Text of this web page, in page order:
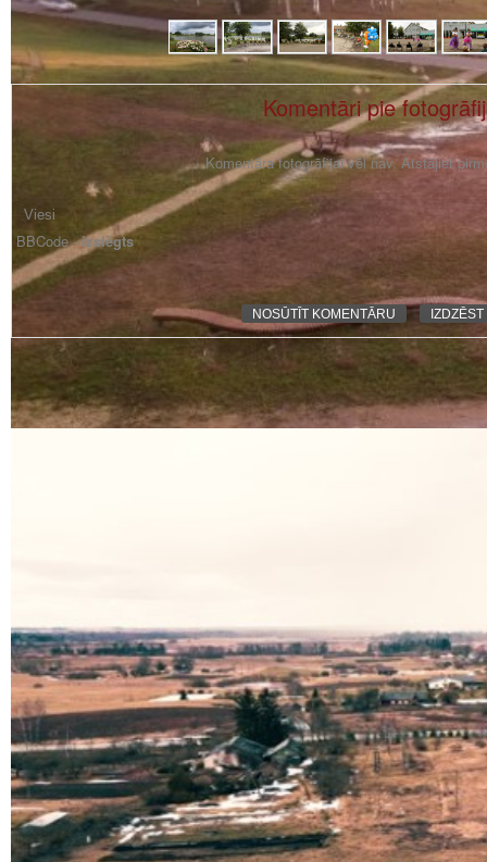
Komentāri pie
Komentāra fotogrāfijai vēl nav. Atstājiet
BBCode -izslēgts